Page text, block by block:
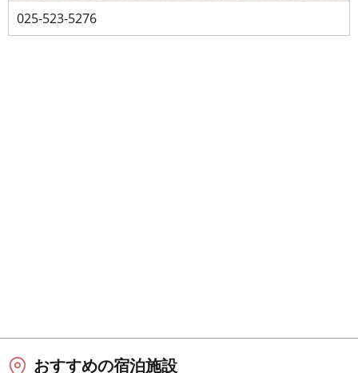
025-523-5276
おすすめの宿泊施設